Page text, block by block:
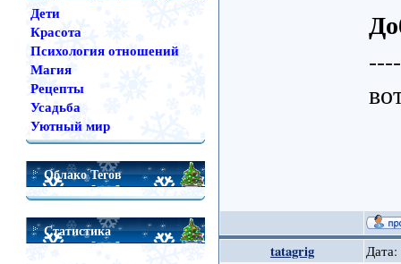
Дети
Красота
Психология отношений
Магия
Рецепты
Усадьба
Уютный мир
Облако Тегов
Статистика
tatagrig Дата: